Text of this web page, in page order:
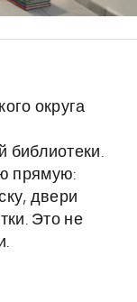
округа
библиотеки.
прямую:
двери
Это не